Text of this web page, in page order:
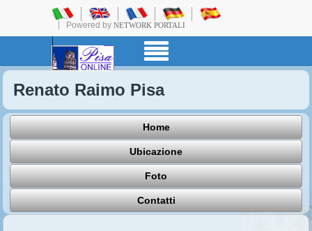
Powered by NETWORK PORTALI
Renato Raimo Pisa
Home
Ubicazione
Foto
Contatti